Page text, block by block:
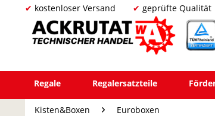
kostenloser Versand geprüfte Qualität
Regale Regalersatzteile
Kisten&Boxen Euroboxen